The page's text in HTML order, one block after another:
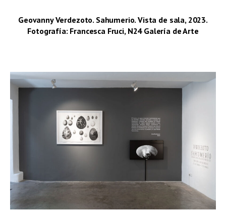
Geovanny Verdezoto. Sahumerio. Vista de sala, 2023.
Fotografía: Francesca Fruci, N24 Galería de Arte